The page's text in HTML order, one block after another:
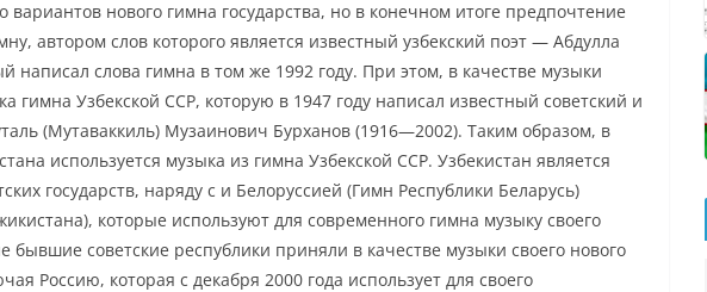
нового гимна государства, но в конечном итоге предпочтение
автором слов которого является известный узбекский поэт — Абдулла
написал слова гимна в том же 1992 году. При этом, в качестве музыки
гимна Узбекской ССР, которую в 1947 году написал известный советский и
(Мутаваккиль) Музаинович Бурханов (1916—2002). Таким образом, в
используется музыка из гимна Узбекской ССР. Узбекистан является
государств, наряду с и Белоруссией (Гимн Республики Беларусь)
которые используют для современного гимна музыку своего
бывшие советские республики приняли в качестве музыки своего нового
Россию, которая с декабря 2000 года использует для своего